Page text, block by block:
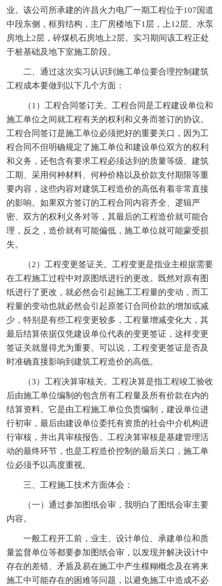
业。该公司所承建的许昌火力电厂一期工程位于107国道
中段东侧，框剪结构，主厂房楼地下1层，上12层、水泵
房地上2层，碎煤机石房地上2层。实习期间该工程正处
于桩基础及地下室施工阶段。
二、通过这次实习认识到施工单位要合理控制建筑
工程成本要做到以下几个方面：
（1）工程合同签订关。工程合同是工程建设单位和
施工单位之间就工程有关的权利和义务而签订的协议。
工程合同签订是施工单位必须把好的重要关口，因为工
程合同不但明确规定了施工单位和建设单位双方的权利
和义务，还包含有要求工程必须达到的质量等级、建筑
工期、采用何种材料、何种价格以及价款支付期限等重
要内容，这些内容对建筑工程造价的高低有着非常直接
的影响。如果双方签订的工程合同内容齐全、逻辑严
密、双方的权利义务对等，其最后的工程造价就可能合
理，反之，造价就有可能偏低，施工单位就可能蒙受损
失。
（2）工程变更签证关。工程变更是指业主根据需要
在工程施工过程中对原图纸进行的更改。既然对原有图
纸进行了更改，就必然会引起施工工程量的变动，而工
程量的变动也就必然会引起原签订合同价款的增加或减
少，特别是有些工程变更较多，工程量增减变化大，其
最后结算依据仅凭建设单位代表的变更签证，这样变更
签证关就显得尤为重要。可以说，工程变更签证是否及
时准确直接影响到建筑工程造价的高低。
（3）工程决算审核关。工程决算是指工程竣工验收
后由施工单位编制的包含所有工程量及所有价款在内的
结算资料。它是由工程施工单位负责编制，建设单位进
行初审，最后由建设单位委托有资质的社会中介机构进
行审核，并出具审核报告。工程决算审核是基建管理活
动的最终环节，也是工程造价控制的最后关口，施工单
位必须予以高度重视。
三、工程施工技术方面体会：
（一）通过参加图纸会审，我明白了图纸会审主要
内容。
一般工程开工前，业主、设计单位、承建单位和质
量监督单位等都要参加图纸会审，以发现并解决设计中
存在的差错、矛盾及易在施工中产生模糊概念及在将来
施工中可能存在的困难等问题，以避免施工中造成不必